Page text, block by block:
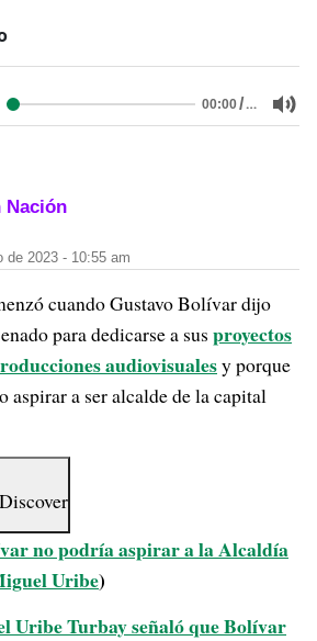
00:00/…
Nación
de 2023 - 10:55 am
cuando Gustavo Bolívar dijo
para dedicarse a sus proyectos
audiovisualesy porque
aspirar a ser alcalde de la capital
Discover
no podría aspirar a la Alcaldía
Uribe)
Uribe Turbay señaló que Bolívar